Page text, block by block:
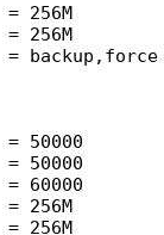
256M
256M
backup,force
50000
50000
60000
256M
256M